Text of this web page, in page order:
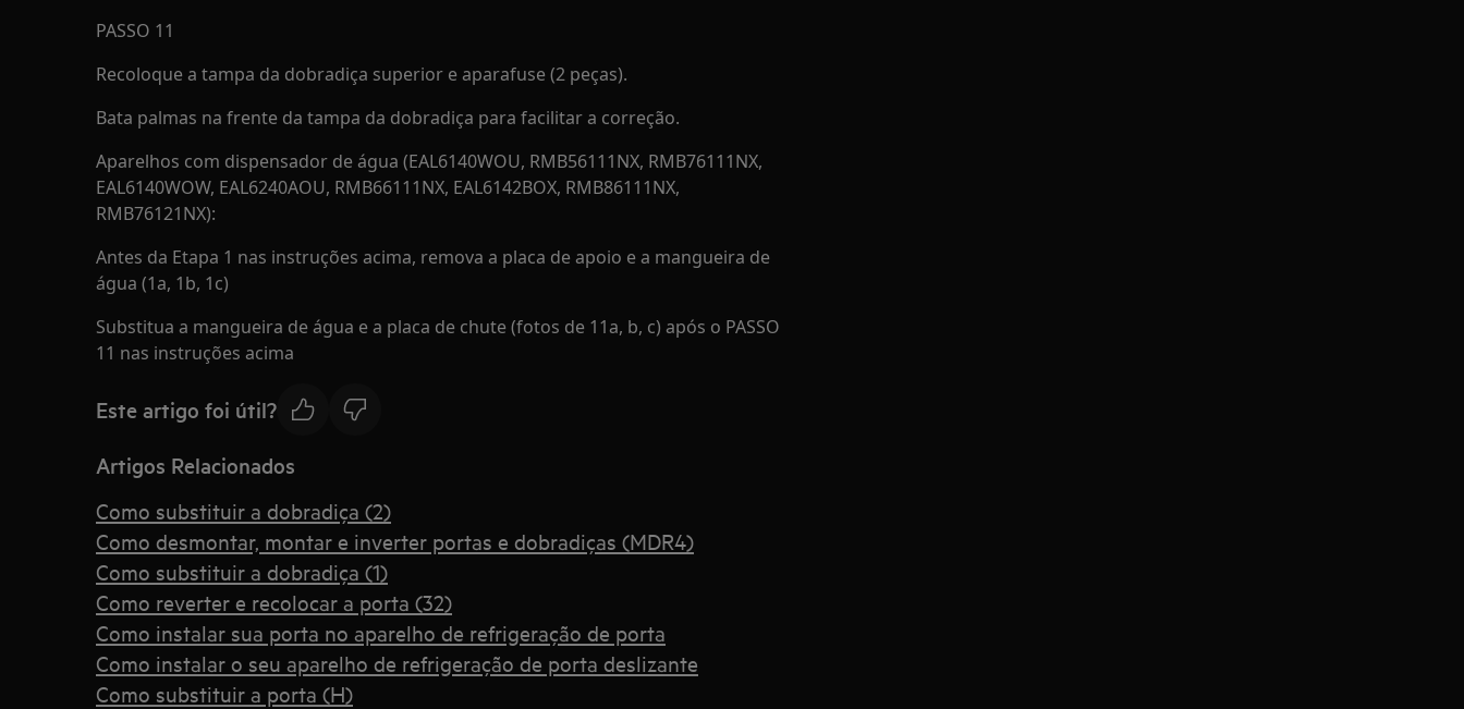
PASSO 11
Recoloque a tampa da dobradiça superior e aparafuse (2 peças).
Bata palmas na frente da tampa da dobradiça para facilitar a correção.
Aparelhos com dispensador de água (EAL6140WOU, RMB56111NX, RMB76111NX,
EAL6140WOW, EAL6240AOU, RMB66111NX, EAL6142BOX, RMB86111NX,
RMB76121NX):
Antes da Etapa 1 nas instruções acima, remova a placa de apoio e a mangueira de
água (1a, 1b, 1c)
Substitua a mangueira de água e a placa de chute (fotos de 11a, b, c) após o PASSO
11 nas instruções acima
Este artigo foi útil?
Artigos Relacionados
Como substituir a dobradiça (2)
Como desmontar, montar e inverter portas e dobradiças (MDR4)
Como substituir a dobradiça (1)
Como reverter e recolocar a porta (32)
Como instalar sua porta no aparelho de refrigeração de porta
Como instalar o seu aparelho de refrigeração de porta deslizante
Como substituir a porta (H)